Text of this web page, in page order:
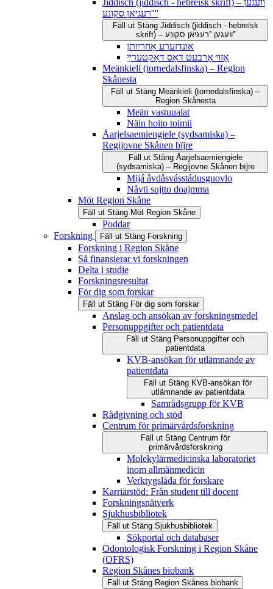
Jiddisch (jiddisch - hebreisk skrift) – וועגען
''רעגיאן סקונע''
Fäll ut Stäng Jiddisch (jiddisch - hebreisk
skrift) – וועגען ''רעגיאן סקונע''
אונדזערע אַחריותן
אַזוי אַרבעט דאָס דאָקטערײַ
Meänkieli (tornedalsfinska) – Region
Skånesta
Fäll ut Stäng Meänkieli (tornedalsfinska) –
Region Skånesta
Meän vastuualat
Näin hoito toimii
Åarjelsaemiengiele (sydsamiska) –
Regijovne Skånen bïjre
Fäll ut Stäng Åarjelsaemiengiele
(sydsamiska) – Regijovne Skånen bïjre
Mijá åvdåsvásstádusguovlo
Nåvti sujtto doajmma
Möt Region Skåne
Fäll ut Stäng Möt Region Skåne
Poddar
Forskning
Fäll ut Stäng Forskning
Forskning i Region Skåne
Så finansierar vi forskningen
Delta i studie
Forskningsresultat
För dig som forskar
Fäll ut Stäng För dig som forskar
Anslag och ansökan av forskningsmedel
Personuppgifter och patientdata
Fäll ut Stäng Personuppgifter och
patientdata
KVB-ansökan för utlämnande av
patientdata
Fäll ut Stäng KVB-ansökan för
utlämnande av patientdata
Samrådsgrupp för KVB
Rådgivning och stöd
Centrum för primärvårdsforskning
Fäll ut Stäng Centrum för
primärvårdsforskning
Molekylärmedicinska laboratoriet
inom allmänmedicin
Verktygslåda för forskare
Karriärstöd: Från student till docent
Forskningsnätverk
Sjukhusbibliotek
Fäll ut Stäng Sjukhusbibliotek
Sökportal och databaser
Odontologisk Forskning i Region Skåne
(OFRS)
Region Skånes biobank
Fäll ut Stäng Region Skånes biobank